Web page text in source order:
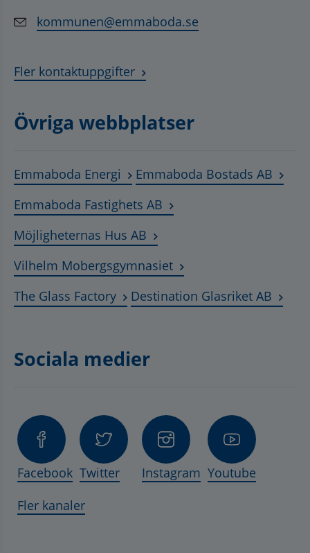
kommunen@emmaboda.se
Fler kontaktuppgifter
Övriga webbplatser
Emmaboda Energi Länk till annan webbplats,
Emmaboda Bostads AB
Emmaboda Fastighets AB Länk till annan
Möjligheternas Hus AB Länk till annan webbplats,
Vilhelm MobergsgymnasietLänk till annan
The Glass FactoryLänk till annan webbplats,
Destination Glasriket AB
Sociala medier
Facebook Twitter Instagram Youtube
Fler kanaler